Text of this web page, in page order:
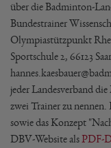
über die Badminton-
Bundestrainer
Olympiastützpunkt
Sportschule 2, 66123
jeder Landesverband
zwei Trainer zu nennen.
sowie das Konzept
DBV-Website alsPDF-